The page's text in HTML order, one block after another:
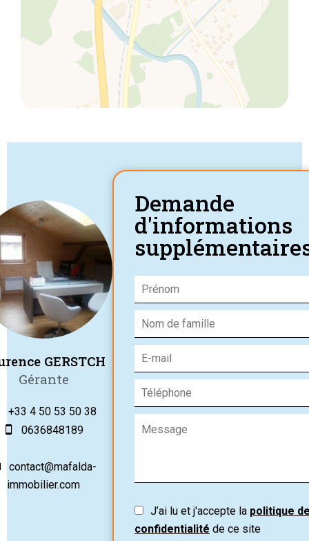
GERSTCH
Gérante
+33 4 50 53 50 38
0636848189
contact@mafalda-
immobilier.com
Demande
d'informations
J’ai lu et j'accepte la politique
confidentialité de ce site